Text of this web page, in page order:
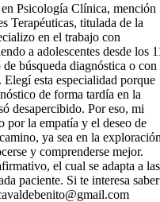
Psicología Clínica, mención
Terapéuticas, titulada de la
en el trabajo con
a adolescentes desde los
búsqueda diagnóstica o con
esta especialidad porque
de forma tardía en la
desapercibido. Por eso, mi
por la empatía y el deseo de
ya sea en la
y comprenderse mejor.
el cual se adapta a las
paciente. Si te interesa saber